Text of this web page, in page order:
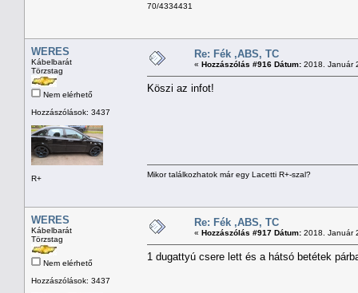
70/4334431
WERES
Kábelbarát
Törzstag
Nem elérhető
Hozzászólások: 3437
R+
Re: Fék ,ABS, TC
« Hozzászólás #916 Dátum: 2018. Január
Köszi az infot!
Mikor találkozhatok már egy Lacetti R+-szal?
WERES
Kábelbarát
Törzstag
Nem elérhető
Hozzászólások: 3437
Re: Fék ,ABS, TC
« Hozzászólás #917 Dátum: 2018. Január
1 dugattyú csere lett és a hátsó betétek